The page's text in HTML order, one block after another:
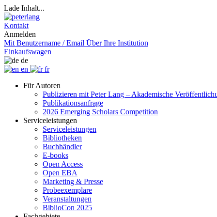
Lade Inhalt...
Kontakt
Anmelden
Mit Benutzername / Email Über Ihre Institution
Einkaufswagen
de
en
fr
Für Autoren
Publizieren mit Peter Lang – Akademische
Publikationsanfrage
2026 Emerging Scholars Competition
Serviceleistungen
Serviceleistungen
Bibliotheken
Buchhändler
E-books
Open Access
Open EBA
Marketing & Presse
Probeexemplare
Veranstaltungen
BiblioCon 2025